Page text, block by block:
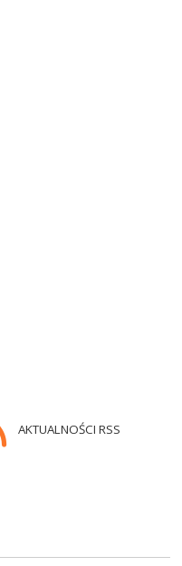
AKTUALNOŚCI RSS